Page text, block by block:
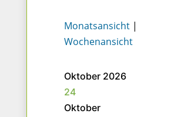
Monatsansicht |
Wochenansicht
Oktober 2026
24
Oktober